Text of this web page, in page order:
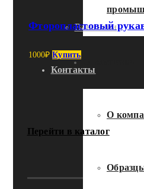
Вакансии
Контакты
Перейти в каталог
О
Фторопластовый
1000₽ Купить